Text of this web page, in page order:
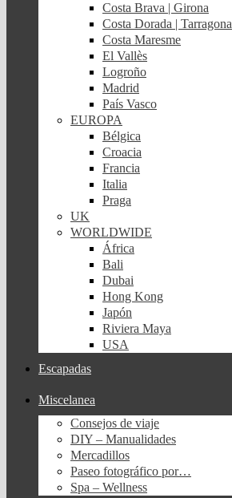
Costa Brava | Girona
Costa Dorada | Tarragona
Costa Maresme
El Vallès
Logroño
Madrid
País Vasco
EUROPA
Bélgica
Croacia
Francia
Italia
Praga
UK
WORLDWIDE
África
Bali
Dubai
Hong Kong
Japón
Riviera Maya
USA
Escapadas
Miscelanea
Consejos de viaje
DIY – Manualidades
Mercadillos
Paseo fotográfico por…
Spa – Wellness